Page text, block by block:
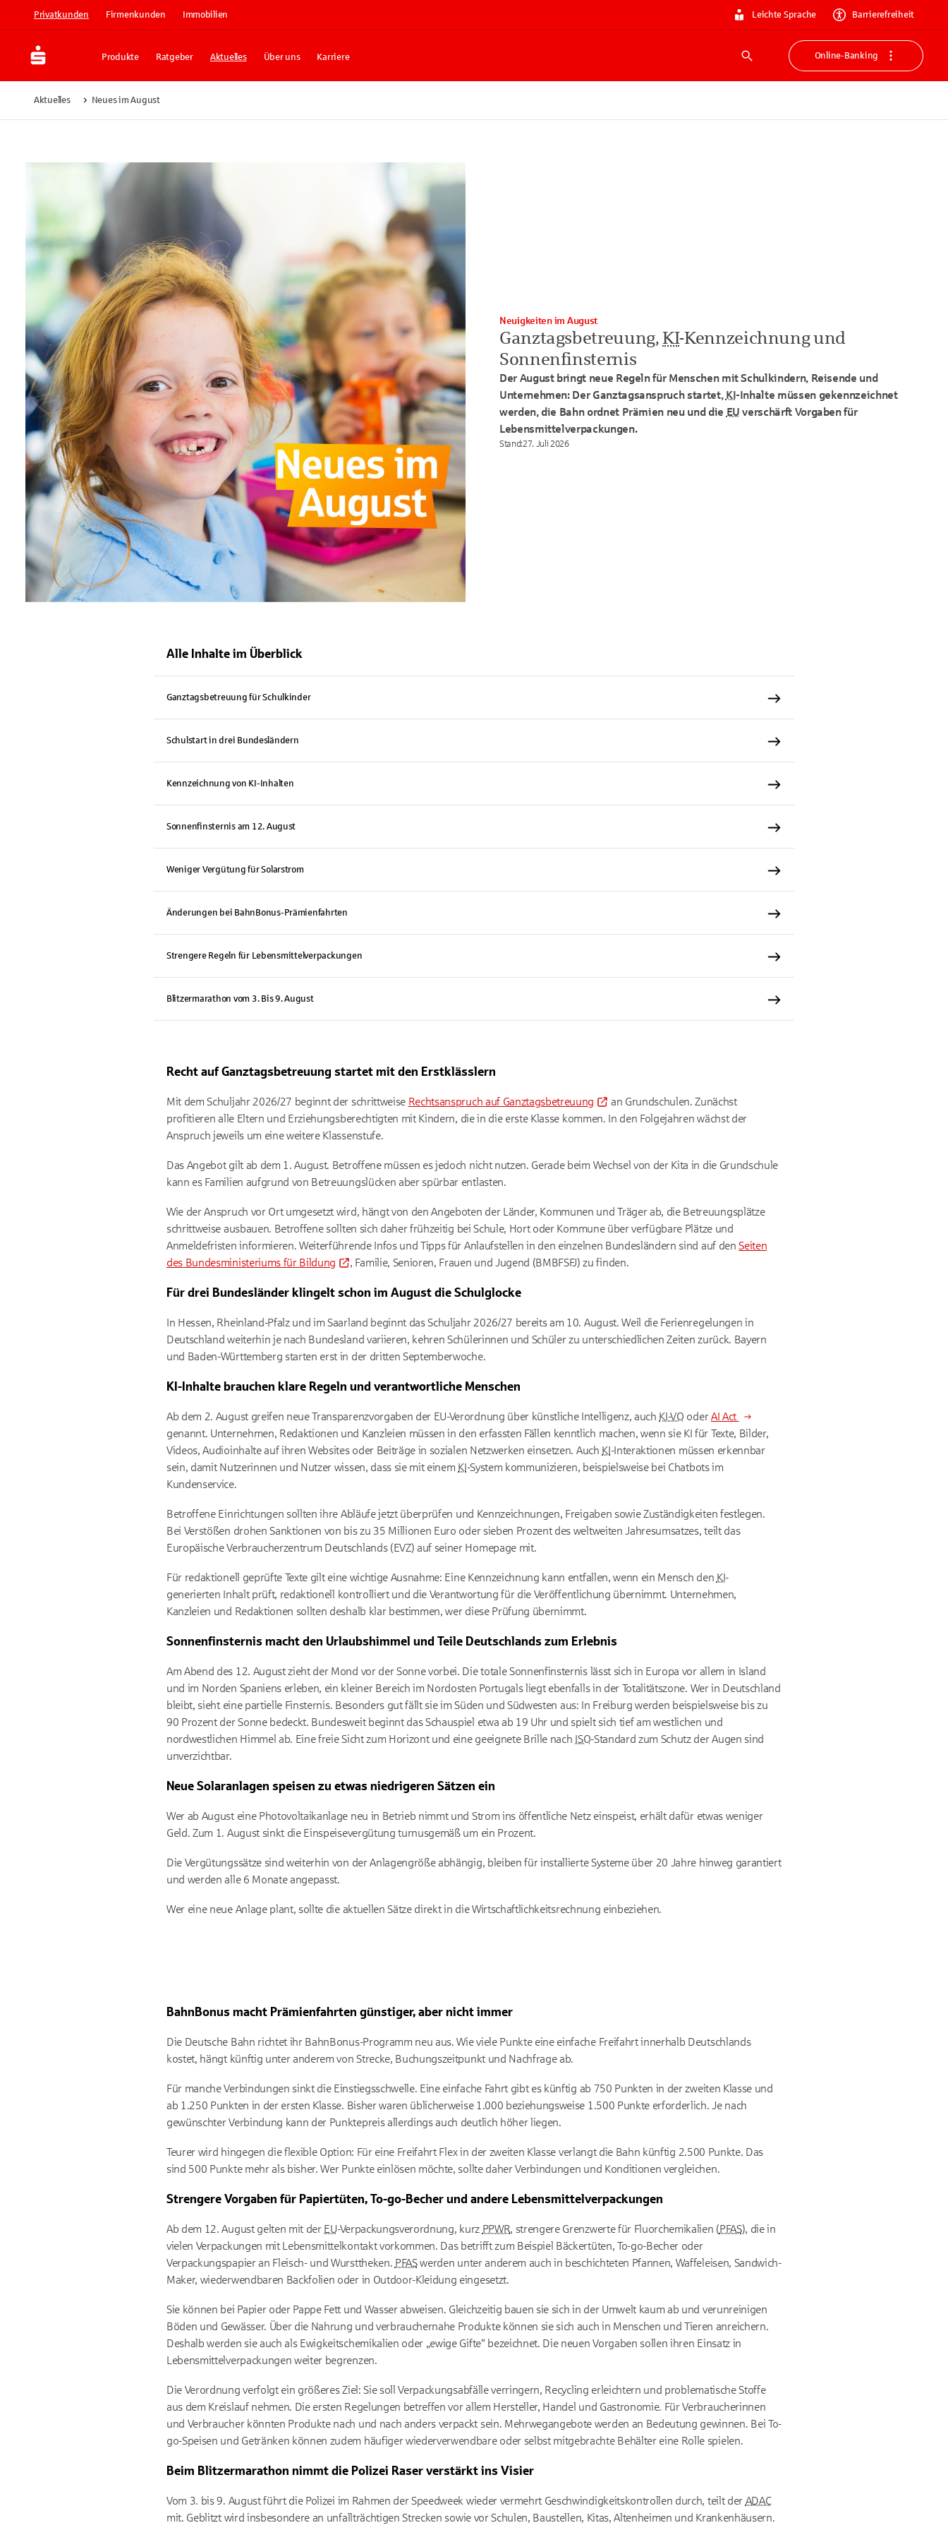
Privatkunden Firmenkunden Immobilien Leichte Sprache Barrierefreiheit
Produkte Ratgeber Aktuelles Über uns Karriere
Suche
Online-Banking
Aktuelles Neues im August
Ganztagsbetreuung, KI-Kennzeichnung und
Sonnenfinsternis
Neuigkeiten im August
Der August bringt neue Regeln für Menschen mit Schulkindern, Reisende und
Unternehmen: Der Ganztagsanspruch startet, KI-Inhalte müssen gekennzeichnet
werden, die Bahn ordnet Prämien neu und die EU verschärft Vorgaben für
Lebensmittelverpackungen.
Stand:27. Juli 2026
Alle Inhalte im Überblick
Ganztagsbetreuung für Schulkinder
Schulstart in drei Bundesländern
Kennzeichnung von KI-Inhalten
Sonnenfinsternis am 12. August
Weniger Vergütung für Solarstrom
Änderungen bei BahnBonus-Prämienfahrten
Strengere Regeln für Lebensmittelverpackungen
Blitzermarathon vom 3. Bis 9. August
Recht auf Ganztagsbetreuung startet mit den Erstklässlern
Mit dem Schuljahr 2026/27 beginnt der schrittweise Rechtsanspruch auf Ganztagsbetreuung
an Grundschulen. Zunächst
profitieren alle Eltern und Erziehungsberechtigten mit Kindern, die in die erste Klasse kommen. In den Folgejahren wächst der
Anspruch jeweils um eine weitere Klassenstufe.
Das Angebot gilt ab dem 1. August. Betroffene müssen es jedoch nicht nutzen. Gerade beim Wechsel von der Kita in die Grundschule
kann es Familien aufgrund von Betreuungslücken aber spürbar entlasten.
Wie der Anspruch vor Ort umgesetzt wird, hängt von den Angeboten der Länder, Kommunen und Träger ab, die Betreuungsplätze
schrittweise ausbauen. Betroffene sollten sich daher frühzeitig bei Schule, Hort oder Kommune über verfügbare Plätze und
Anmeldefristen informieren. Weiterführende Infos und Tipps für Anlaufstellen in den einzelnen Bundesländern sind auf denSeiten
des Bundesministeriums für Bildung
, Familie, Senioren, Frauen und Jugend (BMBFSFJ) zu finden.
Für drei Bundesländer klingelt schon im August die Schulglocke
In Hessen, Rheinland-Pfalz und im Saarland beginnt das Schuljahr 2026/27 bereits am 10. August. Weil die Ferienregelungen in
Deutschland weiterhin je nach Bundesland variieren, kehren Schülerinnen und Schüler zu unterschiedlichen Zeiten zurück. Bayern
und Baden-Württemberg starten erst in der dritten Septemberwoche.
KI-Inhalte brauchen klare Regeln und verantwortliche Menschen
Ab dem 2. August greifen neue Transparenzvorgaben der EU-Verordnung über künstliche Intelligenz, auch KI-VO oderAI Act
genannt. Unternehmen, Redaktionen und Kanzleien müssen in den erfassten Fällen kenntlich machen, wenn sie KI für Texte, Bilder,
Videos, Audioinhalte auf ihren Websites oder Beiträge in sozialen Netzwerken einsetzen. Auch KI-Interaktionen müssen erkennbar
sein, damit Nutzerinnen und Nutzer wissen, dass sie mit einem KI-System kommunizieren, beispielsweise bei Chatbots im
Kundenservice.
Betroffene Einrichtungen sollten ihre Abläufe jetzt überprüfen und Kennzeichnungen, Freigaben sowie Zuständigkeiten festlegen.
Bei Verstößen drohen Sanktionen von bis zu 35 Millionen Euro oder sieben Prozent des weltweiten Jahresumsatzes, teilt das
Europäische Verbraucherzentrum Deutschlands (EVZ) auf seiner Homepage mit.
Für redaktionell geprüfte Texte gilt eine wichtige Ausnahme: Eine Kennzeichnung kann entfallen, wenn ein Mensch den KI-
generierten Inhalt prüft, redaktionell kontrolliert und die Verantwortung für die Veröffentlichung übernimmt. Unternehmen,
Kanzleien und Redaktionen sollten deshalb klar bestimmen, wer diese Prüfung übernimmt.
Sonnenfinsternis macht den Urlaubshimmel und Teile Deutschlands zum Erlebnis
Am Abend des 12. August zieht der Mond vor der Sonne vorbei. Die totale Sonnenfinsternis lässt sich in Europa vor allem in Island
und im Norden Spaniens erleben, ein kleiner Bereich im Nordosten Portugals liegt ebenfalls in der Totalitätszone. Wer in Deutschland
bleibt, sieht eine partielle Finsternis. Besonders gut fällt sie im Süden und Südwesten aus: In Freiburg werden beispielsweise bis zu
90 Prozent der Sonne bedeckt. Bundesweit beginnt das Schauspiel etwa ab 19 Uhr und spielt sich tief am westlichen und
nordwestlichen Himmel ab. Eine freie Sicht zum Horizont und eine geeignete Brille nach ISO-Standard zum Schutz der Augen sind
unverzichtbar.
Neue Solaranlagen speisen zu etwas niedrigeren Sätzen ein
Wer ab August eine Photovoltaikanlage neu in Betrieb nimmt und Strom ins öffentliche Netz einspeist, erhält dafür etwas weniger
Geld. Zum 1. August sinkt die Einspeisevergütung turnusgemäß um ein Prozent.
Die Vergütungssätze sind weiterhin von der Anlagengröße abhängig, bleiben für installierte Systeme über 20 Jahre hinweg garantiert
und werden alle 6 Monate angepasst.
Wer eine neue Anlage plant, sollte die aktuellen Sätze direkt in die Wirtschaftlichkeitsrechnung einbeziehen.
BahnBonus macht Prämienfahrten günstiger, aber nicht immer
Die Deutsche Bahn richtet ihr BahnBonus-Programm neu aus. Wie viele Punkte eine einfache Freifahrt innerhalb Deutschlands
kostet, hängt künftig unter anderem von Strecke, Buchungszeitpunkt und Nachfrage ab.
Für manche Verbindungen sinkt die Einstiegsschwelle. Eine einfache Fahrt gibt es künftig ab 750 Punkten in der zweiten Klasse und
ab 1.250 Punkten in der ersten Klasse. Bisher waren üblicherweise 1.000 beziehungsweise 1.500 Punkte erforderlich. Je nach
gewünschter Verbindung kann der Punktepreis allerdings auch deutlich höher liegen.
Teurer wird hingegen die flexible Option: Für eine Freifahrt Flex in der zweiten Klasse verlangt die Bahn künftig 2.500 Punkte. Das
sind 500 Punkte mehr als bisher. Wer Punkte einlösen möchte, sollte daher Verbindungen und Konditionen vergleichen.
Strengere Vorgaben für Papiertüten, To-go-Becher und andere Lebensmittelverpackungen
Ab dem 12. August gelten mit der EU-Verpackungsverordnung, kurz PPWR, strengere Grenzwerte für Fluorchemikalien (PFAS), die in
vielen Verpackungen mit Lebensmittelkontakt vorkommen. Das betrifft zum Beispiel Bäckertüten, To-go-Becher oder
Verpackungspapier an Fleisch- und Wursttheken. PFASwerden unter anderem auch in beschichteten Pfannen, Waffeleisen, Sandwich-
Maker, wiederwendbaren Backfolien oder in Outdoor-Kleidung eingesetzt.
Sie können bei Papier oder Pappe Fett und Wasser abweisen. Gleichzeitig bauen sie sich in der Umwelt kaum ab und verunreinigen
Böden und Gewässer. Über die Nahrung und verbrauchernahe Produkte können sie sich auch in Menschen und Tieren anreichern.
Deshalb werden sie auch als Ewigkeitschemikalien oder „ewige Gifte“ bezeichnet. Die neuen Vorgaben sollen ihren Einsatz in
Lebensmittelverpackungen weiter begrenzen.
Die Verordnung verfolgt ein größeres Ziel: Sie soll Verpackungsabfälle verringern, Recycling erleichtern und problematische Stoffe
aus dem Kreislauf nehmen. Die ersten Regelungen betreffen vor allem Hersteller, Handel und Gastronomie. Für Verbraucherinnen
und Verbraucher könnten Produkte nach und nach anders verpackt sein. Mehrwegangebote werden an Bedeutung gewinnen. Bei To-
go-Speisen und Getränken können zudem häufiger wiederverwendbare oder selbst mitgebrachte Behälter eine Rolle spielen.
Beim Blitzermarathon nimmt die Polizei Raser verstärkt ins Visier
Vom 3. bis 9. August führt die Polizei im Rahmen der Speedweek wieder vermehrt Geschwindigkeitskontrollen durch, teilt der ADAC
mit. Geblitzt wird insbesondere an unfallträchtigen Strecken sowie vor Schulen, Baustellen, Kitas, Altenheimen und Krankenhäusern.